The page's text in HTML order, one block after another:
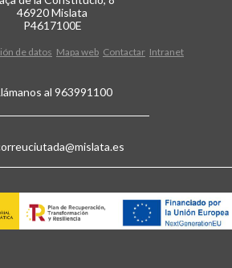
46920 Mislata
P4617100E
de datos Mapa web Contactar Intranet
al 963991100